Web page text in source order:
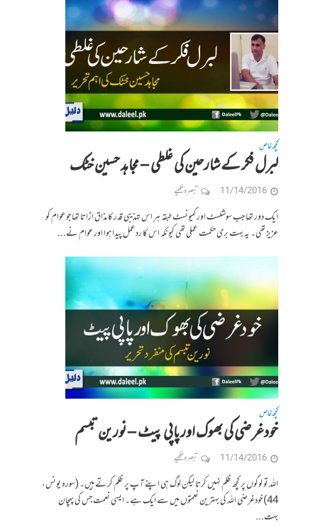
کچھ خاص
لبرل فکر کےشارحین کی غلطی – مجاہد حسین خٹک
11/14/2016 تبصرہ لکھیے
ایک دور تھا جب سوشلسٹ اور کمیونسٹ طبقہ ہر اس تہذیبی قدر کا مذاق اڑاتا تھا جو عوام کو
عزیز تھی۔ یہ بہت بری حکمت عملی تھی کیونکہ اس کا ردعمل پیدا ہوا اور عوام نے...
کچھ خاص
خودغرضی کی بھوک اور پاپی پیٹ – نورین تبسم
11/14/2016 تبصرہ لکھیے
اللہ تو لوگوں پر کچھ ظلم نہیں کرتا لیکن لوگ ہی اپنے آپ پر ظلم کرتے ہیں۔ (سورہ یونس،
44) خودغرضی اللہ کی بہترین نعمتوں میں سے ایک ہے۔ ایسی نعمت جس کی پہچان
بہت...